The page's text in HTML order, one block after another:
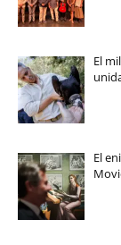
El
El